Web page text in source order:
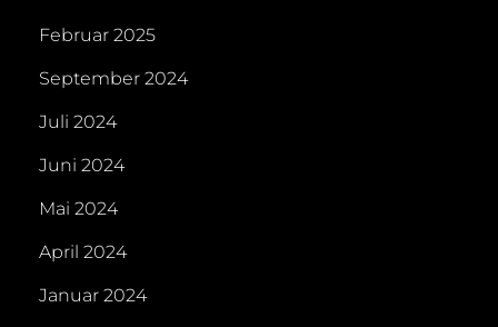
Februar 2025
September 2024
Juli 2024
Juni 2024
Mai 2024
April 2024
Januar 2024